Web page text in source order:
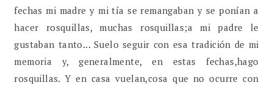
fechas mi madre y mi tía se remangaban y se ponían a
hacer rosquillas, muchas rosquillas;a mi padre le
gustaban tanto... Suelo seguir con esa tradición de mi
memoria y, generalmente, en estas fechas,hago
rosquillas. Y en casa vuelan,cosa que no ocurre con